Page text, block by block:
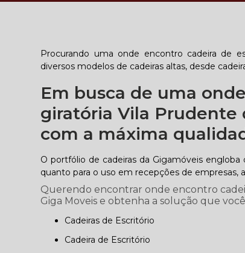
Procurando uma onde encontro cadeira de
diversos modelos de cadeiras altas, desde
Em busca de uma
giratória Vila Prudente
com a máxima
O portfólio de cadeiras da Gigamóveis
quanto para o uso em recepções de empresas,
Querendo encontrar onde encontro
Giga Moveis e obtenha a solução que
Cadeiras de Escritório
Cadeira de Escritório